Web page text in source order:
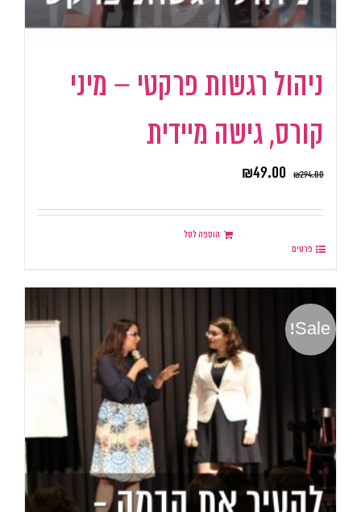
ניהול רגשות פרקטי – מיני
קורס, גישה מיידית
₪294.00
₪49.00
הוספה לסל
פרטים
Sale!